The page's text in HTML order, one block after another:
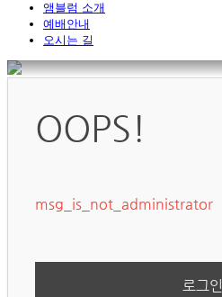
앰블럼 소개
예배안내
오시는 길
OOPS!
msg_is_not_administrator
로그인